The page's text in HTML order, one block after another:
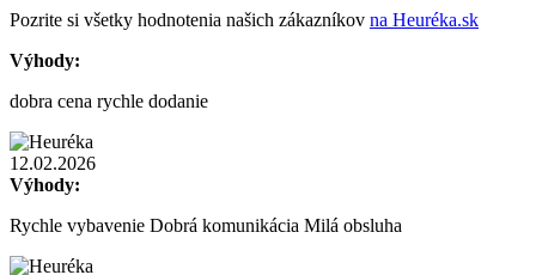
Pozrite si všetky hodnotenia našich zákazníkov na Heuréka.sk
Výhody:
dobra cena rychle dodanie
12.02.2026
Výhody:
Rychle vybavenie Dobrá komunikácia Milá obsluha